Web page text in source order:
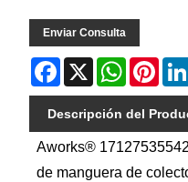
Enviar Consulta
Facebook
X WhatsApp
Descripción del
Aworks®
de manguera de